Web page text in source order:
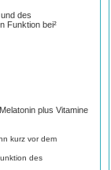
des
Funktion bei²
plus Vitamine
kurz vor dem
des